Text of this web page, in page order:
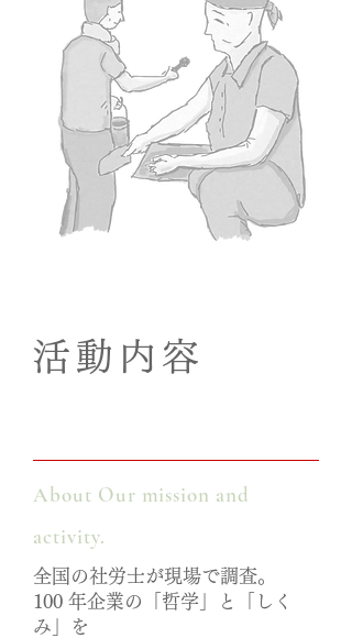
活動内容
About Our mission and
activity.
全国の社労士が現場で調査。
100 年企業の「哲学」と「しく
み」を